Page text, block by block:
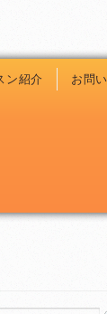
ン紹介 お問